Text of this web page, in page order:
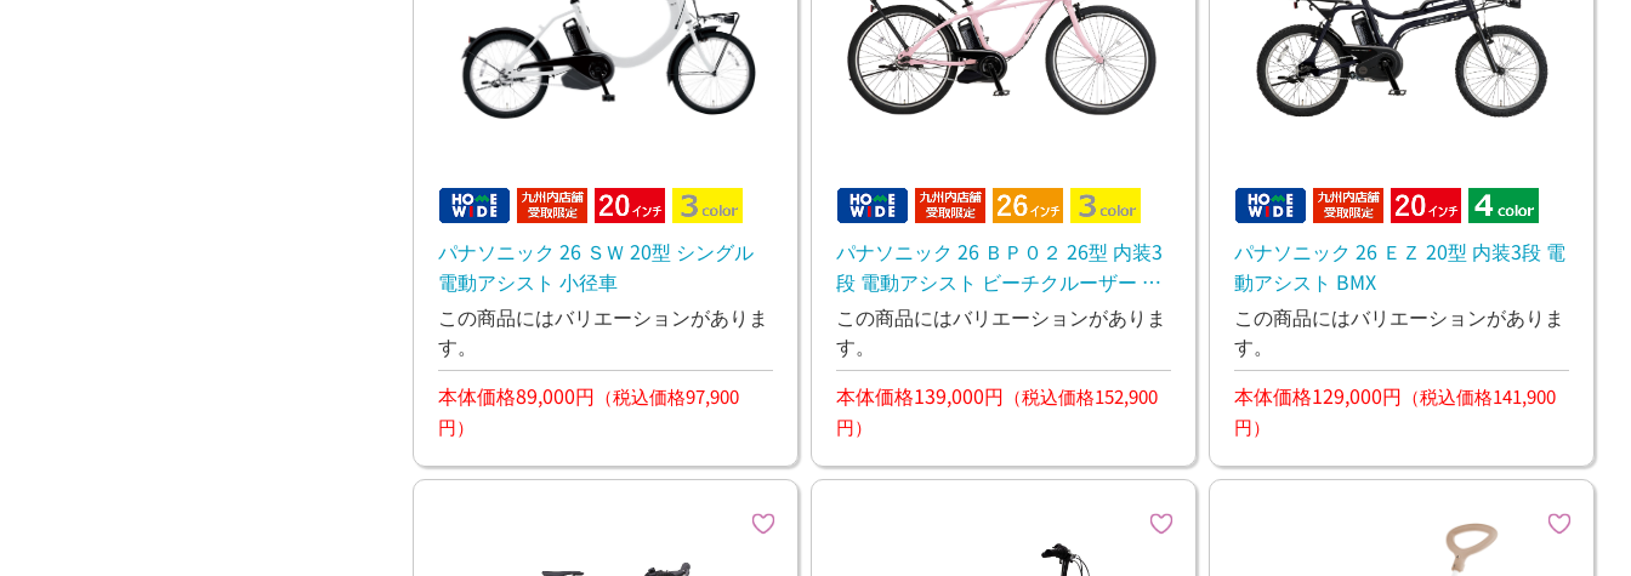
パナソニック 26 ＳＷ 20型 シングル
電動アシスト 小径車
この商品にはバリエーションがありま
す。
本体価格89,000円 （税込価格97,900
円）
パナソニック 26 ＢＰ０２ 26型 内装3
段 電動アシスト ビーチクルーザー ビ
ームス
この商品にはバリエーションがありま
す。
本体価格139,000円 （税込価格152,900
円）
パナソニック 26 ＥＺ 20型 内装3段 電
動アシスト BMX
この商品にはバリエーションがありま
す。
本体価格129,000円 （税込価格141,900
円）